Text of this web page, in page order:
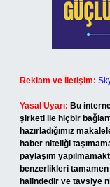
Reklam ve İletişim:
Yasal Uyarı: Bu
şirketi ile hiçbir
hazırladığımız
haber niteliği
paylaşım
benzerlikleri
halindedir ve tavsiye